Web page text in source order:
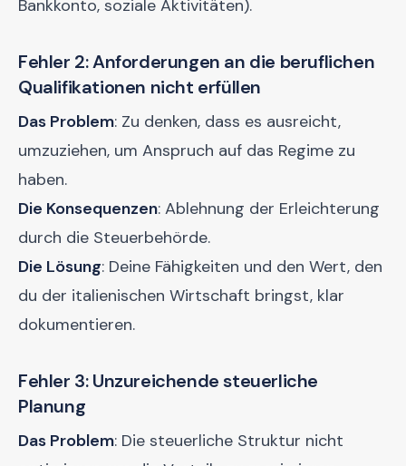
Bankkonto, soziale Aktivitäten).
Fehler 2: Anforderungen an die beruflichen
Qualifikationen nicht erfüllen
Das Problem: Zu denken, dass es ausreicht,
umzuziehen, um Anspruch auf das Regime zu
haben.
Die Konsequenzen: Ablehnung der Erleichterung
durch die Steuerbehörde.
Die Lösung: Deine Fähigkeiten und den Wert, den
du der italienischen Wirtschaft bringst, klar
dokumentieren.
Fehler 3: Unzureichende steuerliche
Planung
Das Problem: Die steuerliche Struktur nicht